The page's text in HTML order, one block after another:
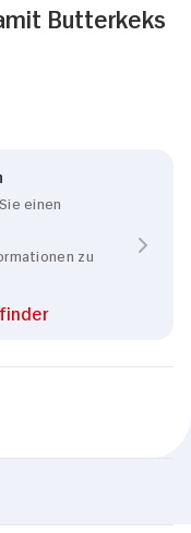
Butterkeks
einen
zu